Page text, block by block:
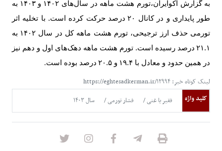
به گزارش اکوایران،تورم هشت ماهه در سال‌های ۱۴۰۲ و۱۴۰۳ به
طور پایداری و در کانال
۲۰ درصد حرکت کرده است. با تخلیه اثر
تورمی حذف ارز ترجیحی، تورم هشت ماهه کل در سال ۱۴۰۲ به
۲۱.۱ درصد رسیده است. تورم هشت ماهه دهک‌های اول و دهم نیز
در همین حدود و معادل با ۱۹.۴ و ۲۰.۵ درصد بوده است.
لینک کوتاه خبر: https://eghtesadkerman.ir/۱۲۹۹۴
کلید واژه
فقیر یا غنی فشار تورمی سال ۱۴۰۳